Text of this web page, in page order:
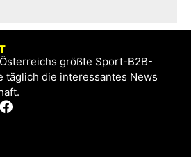
größte Sport-B2B-
täglich die interessantes News